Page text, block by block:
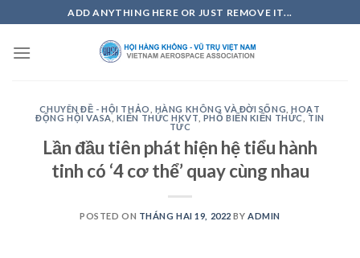
to
content
ADD ANYTHING HERE OR JUST REMOVE IT...
CHUYÊN ĐỀ - HỘI THẢO HÀNG KHÔNG VÀ ĐỜI SỐNG ,HOẠT
ĐỘNG HỘI VASA, KIẾN THỨC HKVT PHỔ BIẾN KIẾN THỨC
TIN
TỨC
Lần đầu tiên phát hiện hệ tiểu hành
tinh có ‘4 cơ thể’ quay cùng nhau
POSTED ON THÁNG HAI 19, 2022 BY ADMIN